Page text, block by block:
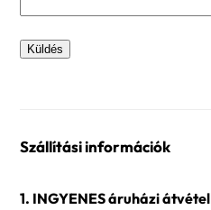
Szállítási információk
1. INGYENES áruházi átvétel